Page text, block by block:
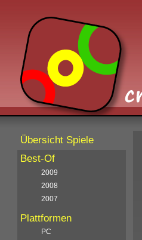
Übersicht Spiele
Best-Of
2009
2008
2007
Plattformen
PC